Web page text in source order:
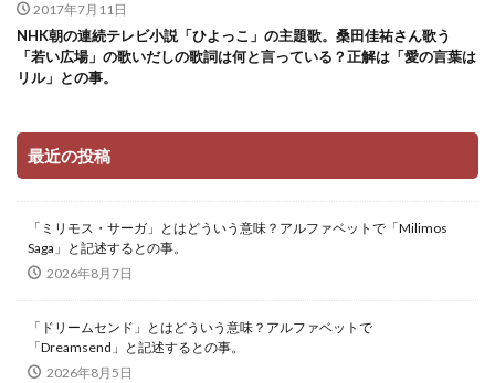
2017年7月11日
NHK朝の連続テレビ小説「ひよっこ」の主題歌。桑田佳祐さん歌う
「若い広場」の歌いだしの歌詞は何と言っている？正解は「愛の言葉は
リル」との事。
最近の投稿
「ミリモス・サーガ」とはどういう意味？アルファベットで「Milimos
Saga」と記述するとの事。
2026年8月7日
「ドリームセンド」とはどういう意味？アルファベットで
「Dreamsend」と記述するとの事。
2026年8月5日